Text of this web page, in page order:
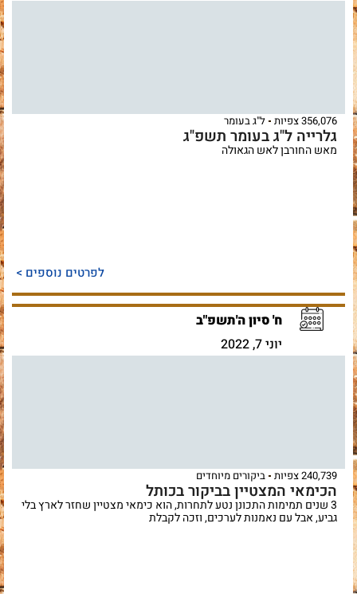
356,076 צפיות ל"ג בעומר
גלרייה ל"ג בעומר תשפ"ג
מאש החורבן לאש הגאולה
לפרטים נוספים >
ח' סיון ה'תשפ"ב
יוני 7, 2022
240,739 צפיות ביקורים מיוחדים
הכימאי המצטיין בביקור בכותל
3 שנים תמימות התכונן נטע לתחרות, הוא כימאי מצטיין שחזר לארץ בלי
גביע, אבל עם נאמנות לערכים, וזכה לקבלת